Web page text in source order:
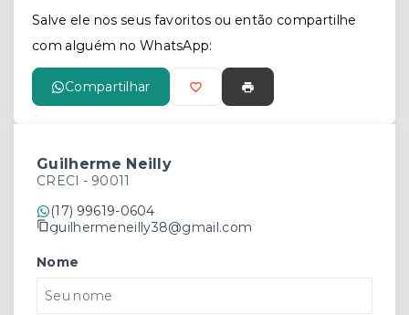
Salve ele nos seus favoritos ou então compartilhe
com alguém no WhatsApp:
Compartilhar
Guilherme Neilly
CRECI - 90011
(17) 99619-0604
guilhermeneilly38@gmail.com
Nome